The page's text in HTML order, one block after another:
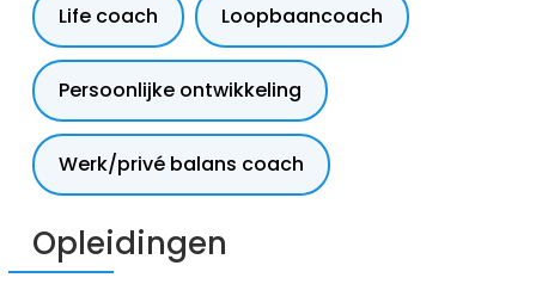
Life coach Loopbaancoach
Persoonlijke ontwikkeling
Werk/privé balans coach
Opleidingen